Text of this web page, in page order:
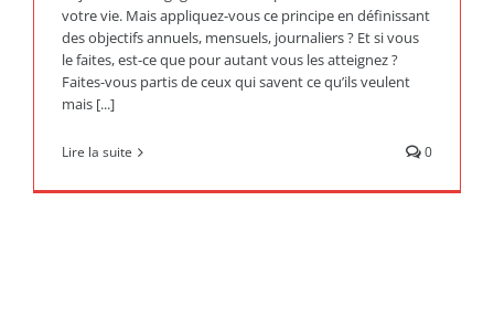
votre vie. Mais appliquez-vous ce principe en définissant
des objectifs annuels, mensuels, journaliers ? Et si vous
le faites, est-ce que pour autant vous les atteignez ?
Faites-vous partis de ceux qui savent ce qu’ils veulent
mais [...]
Lire la suite 0